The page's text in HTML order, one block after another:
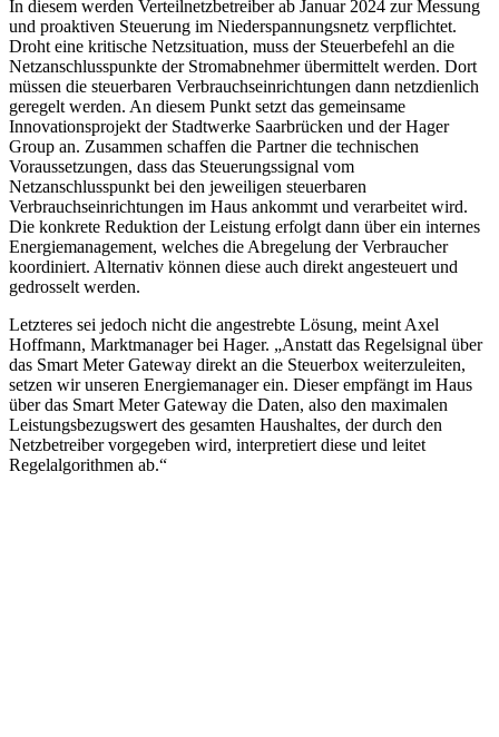
In diesem werden Verteilnetzbetreiber ab Januar 2024 zur Messung
und proaktiven Steuerung im Niederspannungsnetz verpflichtet.
Droht eine kritische Netzsituation, muss der Steuerbefehl an die
Netzanschlusspunkte der Stromabnehmer übermittelt werden. Dort
müssen die steuerbaren Verbrauchseinrichtungen dann netzdienlich
geregelt werden. An diesem Punkt setzt das gemeinsame
Innovationsprojekt der Stadtwerke Saarbrücken und der Hager
Group an. Zusammen schaffen die Partner die technischen
Voraussetzungen, dass das Steuerungssignal vom
Netzanschlusspunkt bei den jeweiligen steuerbaren
Verbrauchseinrichtungen im Haus ankommt und verarbeitet wird.
Die konkrete Reduktion der Leistung erfolgt dann über ein internes
Energiemanagement, welches die Abregelung der Verbraucher
koordiniert. Alternativ können diese auch direkt angesteuert und
gedrosselt werden.
Letzteres sei jedoch nicht die angestrebte Lösung, meint Axel
Hoffmann, Marktmanager bei Hager. „Anstatt das Regelsignal über
das Smart Meter Gateway direkt an die Steuerbox weiterzuleiten,
setzen wir unseren Energiemanager ein. Dieser empfängt im Haus
über das Smart Meter Gateway die Daten, also den maximalen
Leistungsbezugswert des gesamten Haushaltes, der durch den
Netzbetreiber vorgegeben wird, interpretiert diese und leitet
Regelalgorithmen ab.“